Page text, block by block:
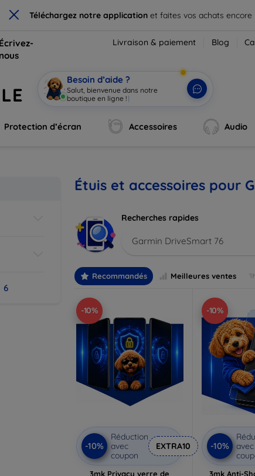
× Téléchargez notre application et faites vos achats encore
Écrivez-
nous
Livraison & paiement Blog
Besoin d’aide ?
Salut, bienvenue dans notre
boutique en ligne ! |
Protection d’écran Accessoires Audio
6
Étuis et accessoires pour
Recherches rapides
Garmin DriveSmart 76
Recommandés Meilleures ventes
-10%
-10%
Réduction
avec
coupon
EXTRA10
3mk Privacy verre de
-10%
-10%
avec
3mk Anti-